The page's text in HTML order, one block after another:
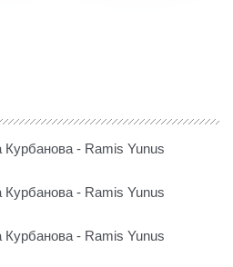
- Ramis Yunus
- Ramis Yunus
- Ramis Yunus